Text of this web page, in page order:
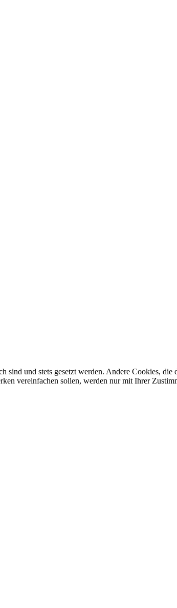
und stets gesetzt werden. Andere Cookies,
vereinfachen sollen, werden nur mit Ihrer